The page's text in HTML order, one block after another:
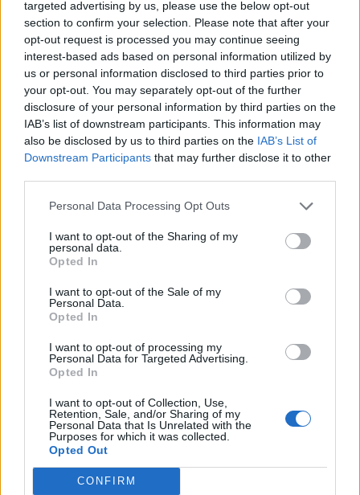
targeted advertising by us, please use the below opt-out
section to confirm your selection. Please note that after your
opt-out request is processed you may continue seeing
interest-based ads based on personal information utilized by
us or personal information disclosed to third parties prior to
your opt-out. You may separately opt-out of the further
disclosure of your personal information by third parties on the
IAB’s list of downstream participants. This information may
also be disclosed by us to third parties on the IAB’s List of
Downstream Participants that may further disclose it to other
Personal Data Processing Opt Outs
I want to opt-out of the Sharing of my
personal data.
Opted In
I want to opt-out of the Sale of my
Personal Data.
Opted In
I want to opt-out of processing my
Personal Data for Targeted Advertising.
Opted In
I want to opt-out of Collection, Use,
Retention, Sale, and/or Sharing of my
Personal Data that Is Unrelated with the
Purposes for which it was collected.
Opted Out
CONFIRM
Barilla Hellas: 3 τόνοι
ζυμαρικά σε Κοινωνικούς
Φορείς Αλληλεγγύης
24/04/2020 - 11:20
Όλυμπος: Δωρεά 100
τάμπλετ σε μαθητές
24/04/2020 - 13:13
ΡΟΗ ΕΙΔΗΣΕΩΝ
ΟΠΕΚΑ: Αύριο η δεύτερη πληρωμή των δικαιούχων
του Λογαριασμού Αγροτικής Εστίας
06/08/2026 - 17:40 ΟΙΚΟΝΟΜΙΑ